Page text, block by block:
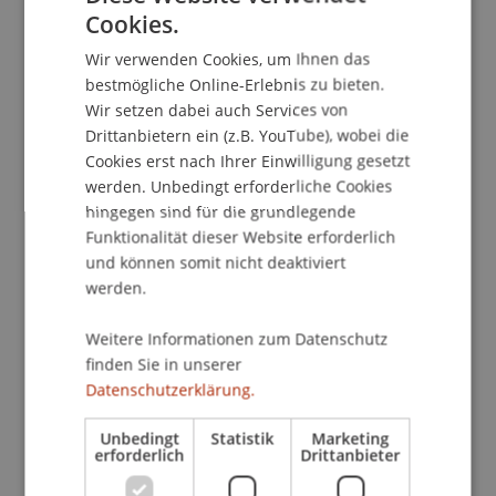
Tätigkeiten, welche wir täglich und mit grosser
Begeisterung durchführen. Liechtenstein darf
stolz auf seine Forscherinnen und Forscher sein:
Die Qualität unserer Arbeiten lässt sich mit
internationalen Standards messen», führt Prof.
Dr. Thomas Meier, Direktor des Liechtenstein-
Instituts, aus.
Auch Dr. Barbara Gant, Rektorin der Privaten
Universität im Fürstentum Liechtenstein, betont:
«Das diesjährige Forschungsmagazin zeigt den
lokalen Bedürfnissen. Es ist ein lebendiges
Zeugnis dafür, wie Wissenschaft in Liechtenstein
nicht nur Antworten auf drängende Fragen der
Zeit sucht, sondern auch konkrete Impulse für
das Land und die Gesellschaft gibt.»
Dr. Christian Frommelt, Rektor der Universität
Cookies.
Wir verwenden Cookies, um Ihnen das
bestmögliche Online-Erlebnis zu bieten.
Wir setzen dabei auch Services von
Drittanbietern ein (z.B. YouTube), wobei die
Cookies erst nach Ihrer Einwilligung gesetzt
werden. Unbedingt erforderliche Cookies
hingegen sind für die grundlegende
Funktionalität dieser Website erforderlich
und können somit nicht deaktiviert
werden.
Weitere Informationen zum Datenschutz
finden Sie in unserer
Datenschutzerklärung.
Unbedingt
erforderlich
Statistik Marketing
Drittanbieter